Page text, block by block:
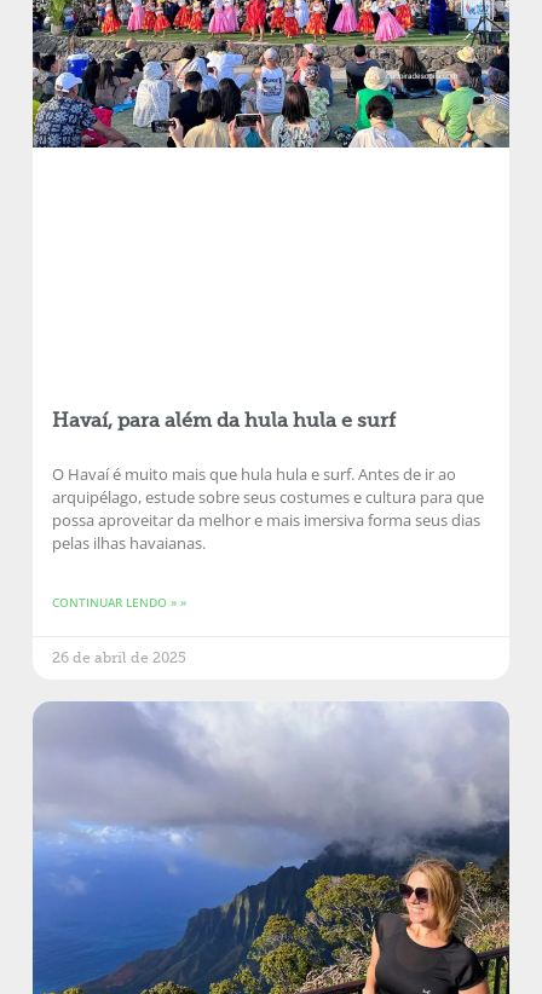
Havaí, para além da hula hula e surf
O Havaí é muito mais que hula hula e surf. Antes de ir ao
arquipélago, estude sobre seus costumes e cultura para que
possa aproveitar da melhor e mais imersiva forma seus dias
pelas ilhas havaianas.
CONTINUAR LENDO » »
26 de abril de 2025